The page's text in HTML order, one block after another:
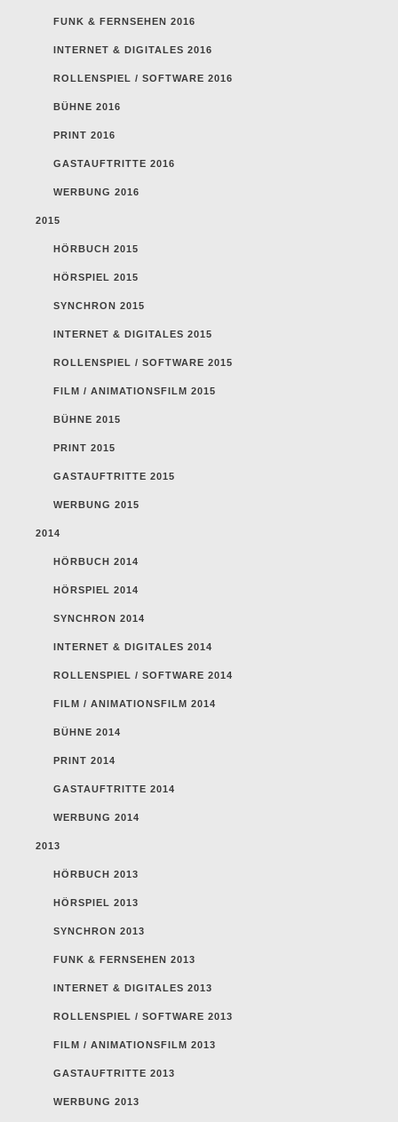
FUNK & FERNSEHEN 2016
INTERNET & DIGITALES 2016
ROLLENSPIEL / SOFTWARE 2016
BÜHNE 2016
PRINT 2016
GASTAUFTRITTE 2016
WERBUNG 2016
2015
HÖRBUCH 2015
HÖRSPIEL 2015
SYNCHRON 2015
INTERNET & DIGITALES 2015
ROLLENSPIEL / SOFTWARE 2015
FILM / ANIMATIONSFILM 2015
BÜHNE 2015
PRINT 2015
GASTAUFTRITTE 2015
WERBUNG 2015
2014
HÖRBUCH 2014
HÖRSPIEL 2014
SYNCHRON 2014
INTERNET & DIGITALES 2014
ROLLENSPIEL / SOFTWARE 2014
FILM / ANIMATIONSFILM 2014
BÜHNE 2014
PRINT 2014
GASTAUFTRITTE 2014
WERBUNG 2014
2013
HÖRBUCH 2013
HÖRSPIEL 2013
SYNCHRON 2013
FUNK & FERNSEHEN 2013
INTERNET & DIGITALES 2013
ROLLENSPIEL / SOFTWARE 2013
FILM / ANIMATIONSFILM 2013
GASTAUFTRITTE 2013
WERBUNG 2013